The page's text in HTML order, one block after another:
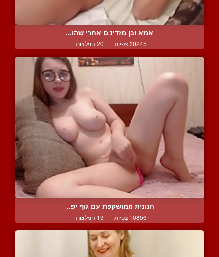
אמא ובן מזדינים אחרי שהו...
20245 צפיות | 20 המלצות
חנונית ממושקפת עם גוף יפ...
10856 צפיות | 19 המלצות